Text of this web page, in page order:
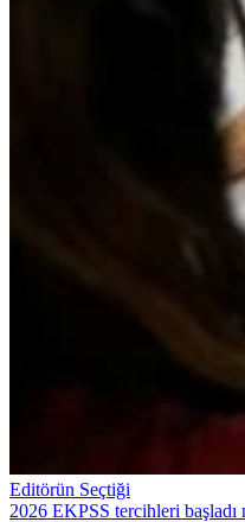
Editörün Seçtiği
2026 EKPSS tercihleri başladı